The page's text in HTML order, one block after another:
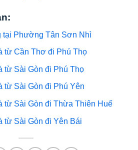
tại Phường Tân Sơn Nhì
từ Cần Thơ đi Phú Thọ
từ Sài Gòn đi Phú Thọ
từ Sài Gòn đi Phú Yên
từ Sài Gòn đi Thừa Thiên Huế
từ Sài Gòn đi Yên Bái